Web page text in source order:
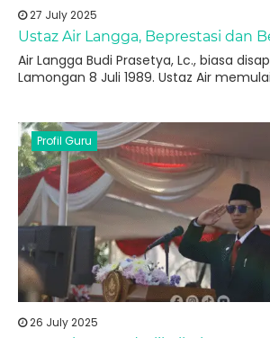
27 July 2025
Ustaz Air Langga, Beprestasi dan
Air Langga Budi Prasetya, Lc., biasa
Lamongan 8 Juli 1989. Ustaz Air
Profil Guru
26 July 2025